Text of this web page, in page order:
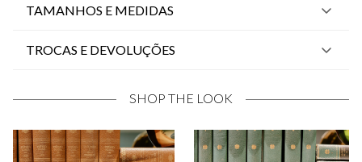
TAMANHOS E MEDIDAS
TROCAS E DEVOLUÇÕES
SHOP THE LOOK